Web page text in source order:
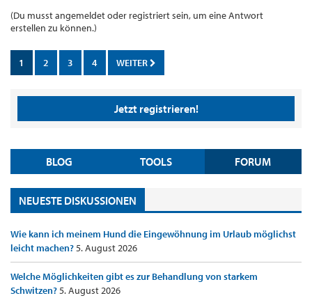
(Du musst angemeldet oder registriert sein, um eine Antwort
erstellen zu können.)
1 2 3 4 WEITER
Jetzt registrieren!
BLOG TOOLS FORUM
NEUESTE DISKUSSIONEN
Wie kann ich meinem Hund die Eingewöhnung im Urlaub möglichst
leicht machen?5. August 2026
Welche Möglichkeiten gibt es zur Behandlung von starkem
Schwitzen?5. August 2026